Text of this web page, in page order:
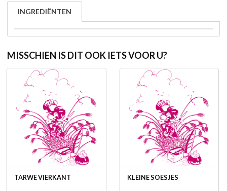
INGREDIËNTEN
MISSCHIEN IS DIT OOK IETS VOOR U?
TARWE VIERKANT KLEINE SOESJES